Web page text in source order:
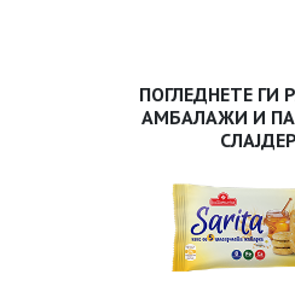
ПОГЛЕДНЕТЕ ГИ
АМБАЛАЖИ И